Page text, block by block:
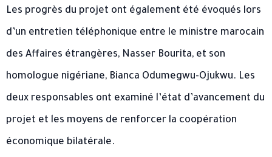
Les progrès du projet ont également été évoqués lors
d’un entretien téléphonique entre le ministre marocain
des Affaires étrangères, Nasser Bourita, et son
homologue nigériane, Bianca Odumegwu-Ojukwu. Les
deux responsables ont examiné l’état d’avancement du
projet et les moyens de renforcer la coopération
économique bilatérale.